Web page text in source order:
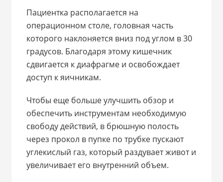
Пациентка располагается на
операционном столе, головная часть
которого наклоняется вниз под углом в 30
градусов. Благодаря этому кишечник
сдвигается к диафрагме и освобождает
доступ к яичникам.
Чтобы еще больше улучшить обзор и
обеспечить инструментам необходимую
свободу действий, в брюшную полость
через прокол в пупке по трубке пускают
углекислый газ, который раздувает живот и
увеличивает его внутренний объем.